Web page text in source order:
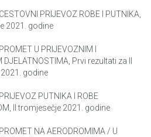
PRIJEVOZ ROBE I PUTNIKA,
2021. godine
U PRIJEVOZNIM I
DJELATNOSTIMA, Prvi rezultati za II
godine
PUTNIKA I ROBE
II tromjesečje 2021. godine
NA AERODROMIMA / U